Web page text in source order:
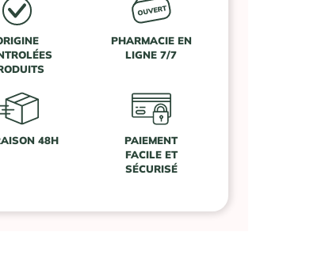
PHARMACIE EN
LIGNE 7/7
48H
PAIEMENT
FACILE ET
SÉCURISÉ